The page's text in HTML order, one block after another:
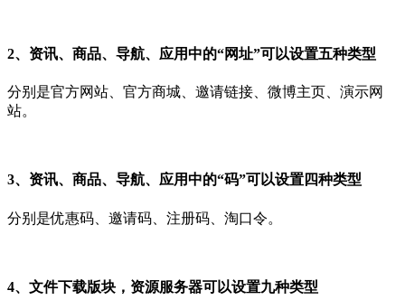
2、资讯、商品、导航、应用中的“网址”可以设置五种类型
分别是官方网站、官方商城、邀请链接、微博主页、演示网
站。
3、资讯、商品、导航、应用中的“码”可以设置四种类型
分别是优惠码、邀请码、注册码、淘口令。
4、文件下载版块，资源服务器可以设置九种类型